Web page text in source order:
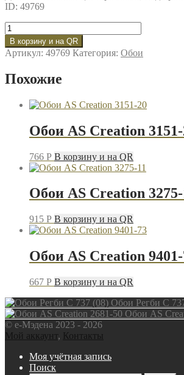
ID: 49769
Количество
товара
Обои
AS
2154-
В корзину и на QR
Артикул: 49769 Категория: Обои
Похожие
Обои AS Creation
766 P В корзину и на QR
Обои AS Creation 3275-
915 P В корзину и на QR
Обои AS Creation
667 P В корзину и на QR
Обои Регби С
Обои AS
© e-Мэдена 2023 - 2026
Мой аккаунт, Контакты
Моя учётная запись
Поиск